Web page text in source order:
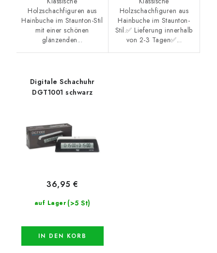
Holzschachfiguren aus
Hainbuche im Staunton-Stil
mit einer schönen
glänzenden...
Holzschachfiguren aus
Hainbuche im Staunton-
Stil.✅ Lieferung innerhalb
von 2-3 Tagen✅...
Digitale Schachuhr
DGT1001 schwarz
auf Lager (>5 St)
36,95 €
IN DEN KORB